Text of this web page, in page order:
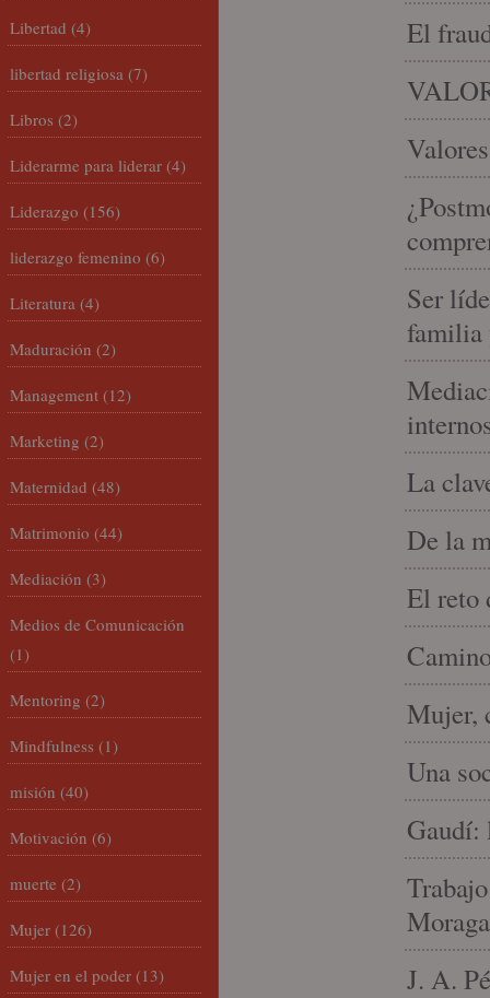
El
Ser
familia
La
De la
El reto
Mujer,
Una
Gaudí:
J. A.
Libertad (4)
libertad religiosa (7)
Libros (2)
Liderarme para liderar (4)
Liderazgo (156)
liderazgo femenino (6)
Literatura (4)
Maduración (2)
Management (12)
Marketing (2)
Maternidad (48)
Matrimonio (44)
Mediación (3)
Medios de Comunicación
(1)
Mentoring (2)
Mindfulness (1)
misión (40)
Motivación (6)
muerte (2)
Mujer (126)
Mujer en el poder (13)